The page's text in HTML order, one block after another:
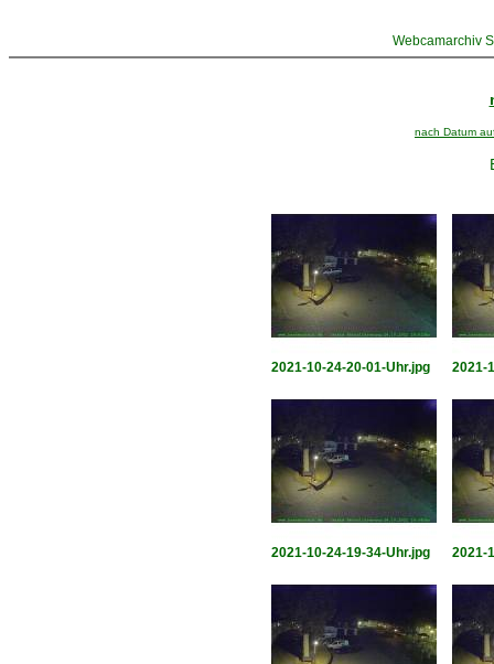
Webcamarchiv
nach Datum
2021-10-24-20-01-Uhr.jpg 2021-
2021-10-24-19-34-Uhr.jpg 2021-